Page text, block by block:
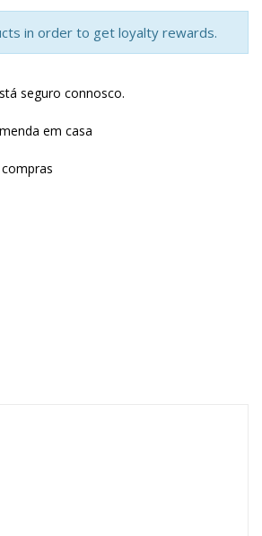
in order to get loyalty rewards.
seguro connosco.
em casa